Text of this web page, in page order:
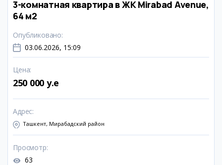
3-комнатная квартира в ЖК Mirabad Avenue,
64 м2
Опубликовано:
03.06.2026, 15:09
Цена:
250 000 y.e
Адрес:
Ташкент, Мирабадский район
Просмотр:
63